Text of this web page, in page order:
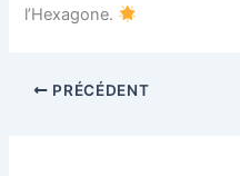
l’Hexagone.
PRÉCÉDENT